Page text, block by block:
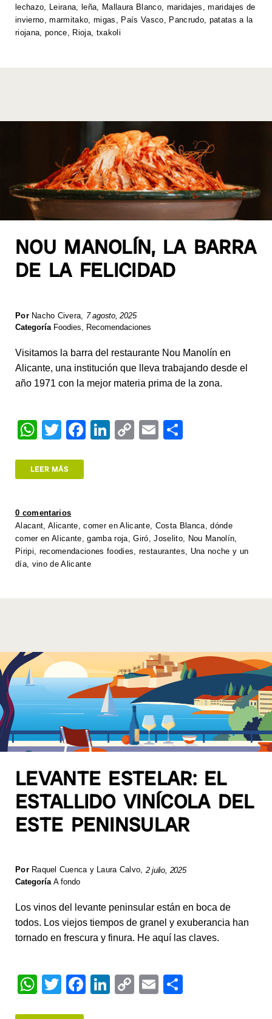
lechazo, Leirana, leña, Mallaura Blanco, maridajes ,maridajes de
invierno,marmitako, migas , País Vasco, Pancrudo, patatas a la
riojana, ponce, Rioja, txakoli
NOU MANOLÍN, LA BARRA
DE LA FELICIDAD
Por Nacho Civera
7 agosto, 2025
Categoría Foodies, Recomendaciones
Visitamos la barra del restaurante Nou Manolín en
Alicante, una institución que lleva trabajando desde el
año 1971 con la mejor materia prima de la zona.
W
at
A
p
p
T
tt
F
o
o
k
Li
n
C
n
k
E
LEER MÁS
0 comentarios
Alacant, Alicante,comer en Alicante, Costa Blanca,dónde
comer en Alicante,gamba roja,Giró,Joselito, Nou Manolín,
Piripi, recomendaciones foodies, restaurantes, Una noche y un
día, vino de Alicante
LEVANTE ESTELAR: EL
ESTALLIDO VINÍCOLA DEL
ESTE PENINSULAR
Por Raquel Cuenca y Laura Calvo, 2 julio, 2025
Categoría A fondo
Los vinos del levante peninsular están en boca de
todos. Los viejos tiempos de granel y exuberancia han
tornado en frescura y finura. He aquí las claves.
W
T
F
Li
C
E